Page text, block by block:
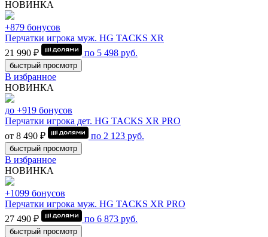
НОВИНКА
+879 бонусов
Перчатки игрока муж. HG TACKS XR
21 990 ₽
по 5 498 руб.
быстрый просмотр
В избранное
НОВИНКА
до +919 бонусов
Перчатки игрока дет. HG TACKS XR PRO
от 8 490 ₽
по 2 123 руб.
быстрый просмотр
В избранное
НОВИНКА
+1099 бонусов
Перчатки игрока муж. HG TACKS XR PRO
27 490 ₽
по 6 873 руб.
быстрый просмотр